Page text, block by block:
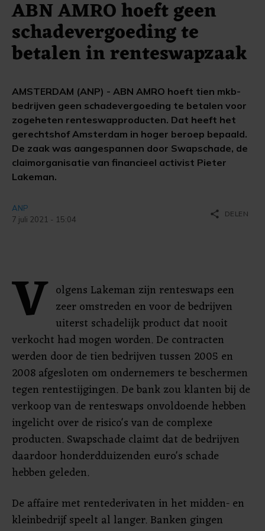
ABN AMRO hoeft geen
schadevergoeding te
betalen in renteswapzaak
AMSTERDAM (ANP) - ABN AMRO hoeft tien mkb-
bedrijven geen schadevergoeding te betalen voor
zogeheten renteswapproducten. Dat heeft het
gerechtshof Amsterdam in hoger beroep bepaald.
De zaak was aangespannen door Swapschade, de
claimorganisatie van financieel activist Pieter
Lakeman.
ANP
7 juli 2021 - 15:04
share DELEN
V olgens Lakeman zijn renteswaps een
zeer omstreden en voor de bedrijven
uiterst schadelijk product dat nooit
verkocht had mogen worden. De contracten
werden door de tien bedrijven tussen 2005 en
2008 afgesloten om ondernemers te beschermen
tegen rentestijgingen. De bank zou klanten bij de
verkoop van de renteswaps onvoldoende hebben
ingelicht over de risico's van de complexe
producten. Swapschade claimt dat de bedrijven
daardoor honderdduizenden euro's schade
hebben geleden.
De affaire met rentederivaten in het midden- en
kleinbedrijf speelt al langer. Banken gingen